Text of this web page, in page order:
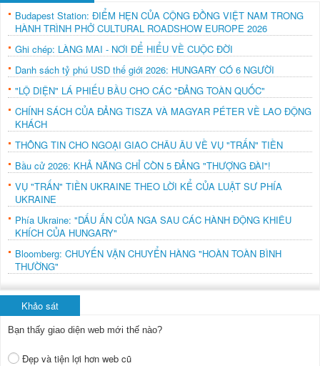
Budapest Station: ĐIỂM HẸN CỦA CỘNG ĐỒNG VIỆT NAM TRONG
HÀNH TRÌNH PHỞ CULTURAL ROADSHOW EUROPE 2026
Ghi chép: LÀNG MAI - NƠI ĐỂ HIỂU VỀ CUỘC ĐỜI
Danh sách tỷ phú USD thế giới 2026: HUNGARY CÓ 6 NGƯỜI
"LỘ DIỆN" LÁ PHIẾU BẦU CHO CÁC "ĐẢNG TOÀN QUỐC"
CHÍNH SÁCH CỦA ĐẢNG TISZA VÀ MAGYAR PÉTER VỀ LAO ĐỘNG
KHÁCH
THÔNG TIN CHO NGOẠI GIAO CHÂU ÂU VỀ VỤ "TRẤN" TIỀN
Bầu cử 2026: KHẢ NĂNG CHỈ CÒN 5 ĐẢNG "THƯỢNG ĐÀI"!
VỤ "TRẤN" TIỀN UKRAINE THEO LỜI KỂ CỦA LUẬT SƯ PHÍA
UKRAINE
Phía Ukraine: "DẤU ẤN CỦA NGA SAU CÁC HÀNH ĐỘNG KHIÊU
KHÍCH CỦA HUNGARY"
Bloomberg: CHUYẾN VẬN CHUYỂN HÀNG "HOÀN TOÀN BÌNH
THƯỜNG"
Khảo sát
Bạn thấy giao diện web mới thế nào?
Đẹp và tiện lợi hơn web cũ